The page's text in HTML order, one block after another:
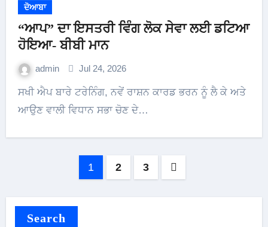
ਦੋਆਬਾ
“ਆਪ” ਦਾ ਇਸਤਰੀ ਵਿੰਗ ਲੋਕ ਸੇਵਾ ਲਈ ਡਟਿਆ
ਹੋਇਆ- ਬੀਬੀ ਮਾਨ
admin Jul 24, 2026
ਸਖੀ ਐਪ ਬਾਰੇ ਟਰੇਨਿੰਗ, ਨਵੇਂ ਰਾਸ਼ਨ ਕਾਰਡ ਭਰਨ ਨੂੰ ਲੈ ਕੇ ਅਤੇ
ਆਉਣ ਵਾਲੀ ਵਿਧਾਨ ਸਭਾ ਚੋਣ ਦੇ…
1 2 3
Search